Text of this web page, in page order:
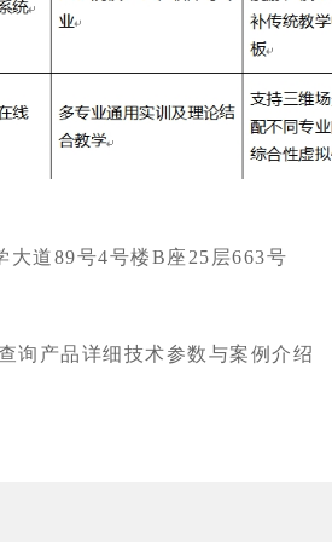
大道89号4号楼B 座 25 层663号
查询产品详细技术参数与案例介绍